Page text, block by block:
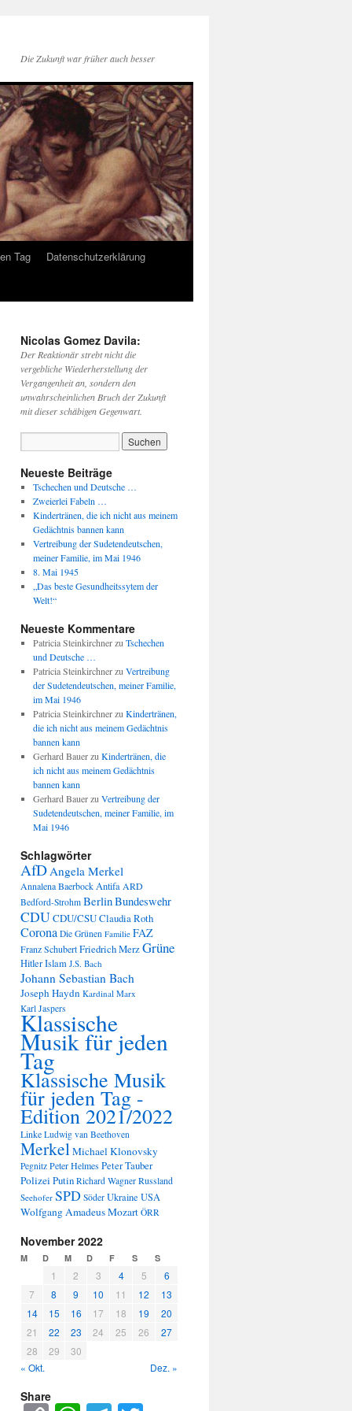
Die Zukunft war früher auch besser
Tag
Datenschutzerklärung
Nicolas Gomez Davila:
Der Reaktionär strebt nicht die
vergebliche Wiederherstellung der
Vergangenheit an, sondern den
unwahrscheinlichen Bruch der Zukunft
mit dieser schäbigen Gegenwart.
Neueste Beiträge
Tschechen und Deutsche …
Zweierlei Fabeln …
Kindertränen, die ich nicht aus meinem
Gedächtnis bannen kann
Vertreibung der Sudetendeutschen,
meiner Familie, im Mai 1946
8. Mai 1945
„Das beste Gesundheitssytem der
Welt!“
Neueste Kommentare
Patricia Steinkirchnerzu Tschechen
und Deutsche …
Patricia Steinkirchnerzu Vertreibung
der Sudetendeutschen, meiner Familie,
im Mai 1946
Patricia Steinkirchnerzu Kindertränen,
die ich nicht aus meinem Gedächtnis
bannen kann
Gerhard Bauerzu Kindertränen, die
ich nicht aus meinem Gedächtnis
bannen kann
Gerhard Bauerzu Vertreibung der
Sudetendeutschen, meiner Familie, im
Mai 1946
Schlagwörter
AfDAngela Merkel
Annalena BaerbockAntifa ARD
Bedford-Strohm BerlinBundeswehr
CDUCDU/CSUClaudia Roth
Corona Die Grünen Familie FAZ
Franz SchubertFriedrich MerzGrüne
HitlerIslam J.S. Bach
Johann Sebastian Bach
Joseph Haydn Kardinal Marx
Karl Jaspers
Klassische
Musik für jeden
Tag
Klassische Musik
für jeden Tag -
Edition 2021/2022
Linke Ludwig van Beethoven
MerkelMichael Klonovsky
Pegnitz Peter HelmesPeter Tauber
PolizeiPutin Richard Wagner Russland
Seehofer SPD Söder Ukraine USA
Wolfgang Amadeus Mozart ÖRR
November 2022
M D M D F S S
1 2 3 4 5
6
7
8 9 10 11 12
13
14
15 16 17 18 19
20
21
22 23 24 25 26
27
28
29
30
« Okt.
Dez. »
Share